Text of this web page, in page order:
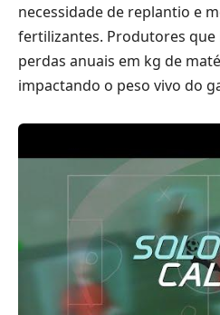
necessidade de replantio e
fertilizantes. Produtores
perdas anuais em kg de
impactando o peso vivo do